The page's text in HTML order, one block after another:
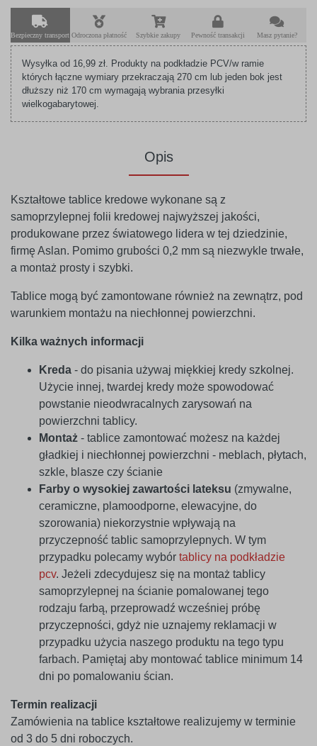
Bezpieczny transport Odroczona płatność Szybkie zakupy Pewność transakcji Masz pytanie?
Wysyłka od 16,99 zł. Produkty na podkładzie PCV/w ramie
których łączne wymiary przekraczają 270 cm lub jeden bok jest
dłuższy niż 170 cm wymagają wybrania przesyłki
wielkogabarytowej.
Opis
Kształtowe tablice kredowe wykonane są z
samoprzylepnej folii kredowej najwyższej jakości,
produkowane przez światowego lidera w tej dziedzinie,
firmę Aslan. Pomimo grubości 0,2 mm są niezwykle trwałe,
a montaż prosty i szybki.
Tablice mogą być zamontowane również na zewnątrz, pod
warunkiem montażu na niechłonnej powierzchni.
Kilka ważnych informacji
Kreda - do pisania używaj miękkiej kredy szkolnej.
Użycie innej, twardej kredy może spowodować
powstanie nieodwracalnych zarysowań na
powierzchni tablicy.
Montaż - tablice zamontować możesz na każdej
gładkiej i niechłonnej powierzchni - meblach, płytach,
szkle, blasze czy ścianie
Farby o wysokiej zawartości lateksu (zmywalne,
ceramiczne, plamoodporne, elewacyjne, do
szorowania) niekorzystnie wpływają na
przyczepność tablic samoprzylepnych. W tym
przypadku polecamy wybór tablicy na podkładzie
pcv. Jeżeli zdecydujesz się na montaż tablicy
samoprzylepnej na ścianie pomalowanej tego
rodzaju farbą, przeprowadź wcześniej próbę
przyczepności, gdyż nie uznajemy reklamacji w
przypadku użycia naszego produktu na tego typu
farbach. Pamiętaj aby montować tablice minimum 14
dni po pomalowaniu ścian.
Termin realizacji
Zamówienia na tablice kształtowe realizujemy w terminie
od 3 do 5 dni roboczych.